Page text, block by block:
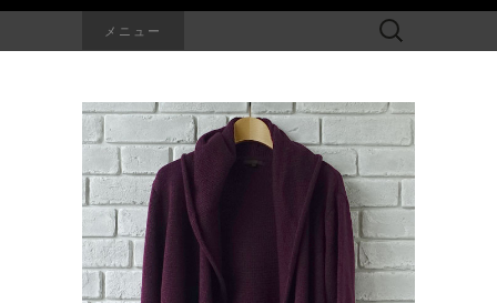
メニュー
検
索: